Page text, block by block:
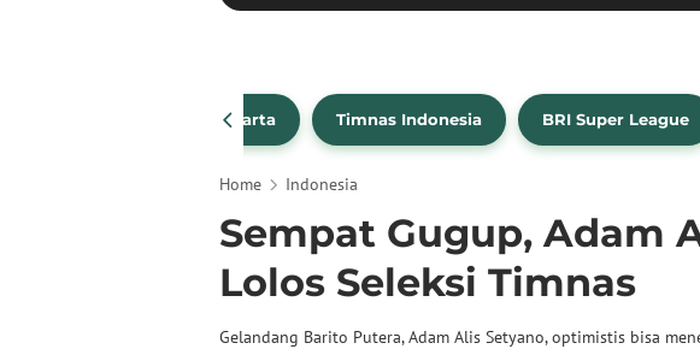
Persija Jakarta Timnas Indonesia BRI Super League
Home Indonesia
Sempat Gugup, Adam
Lolos Seleksi Timnas
Gelandang Barito Putera, Adam Alis Setyano, optimistis bisa